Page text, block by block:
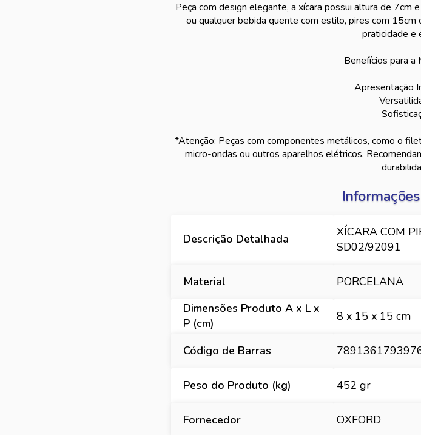
Peça com design elegante, a xícara possui altura de 7cm
ou qualquer bebida quente com estilo, pires com
praticidade e
Benefícios para a
Apresentação
*Atenção: Peças com componentes metálicos, como o
micro-ondas ou outros aparelhos elétricos.
Descrição Detalhada
XÍCARA COM
SD02/92091
Material
PORCELANA
Dimensões Produto A x L x
P (cm)
8 x 15 x 15 cm
Código de Barras
Peso do Produto (kg) 452 gr
Fornecedor OXFORD